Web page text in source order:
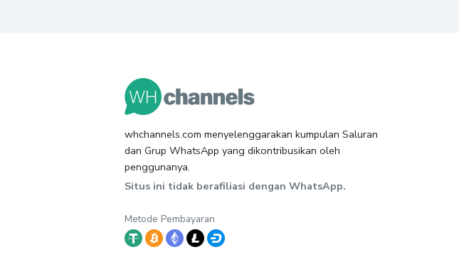
whchannels.com menyelenggarakan kumpulan Saluran
dan Grup WhatsApp yang dikontribusikan oleh
penggunanya.
Situs ini tidak berafiliasi dengan WhatsApp.
Metode Pembayaran